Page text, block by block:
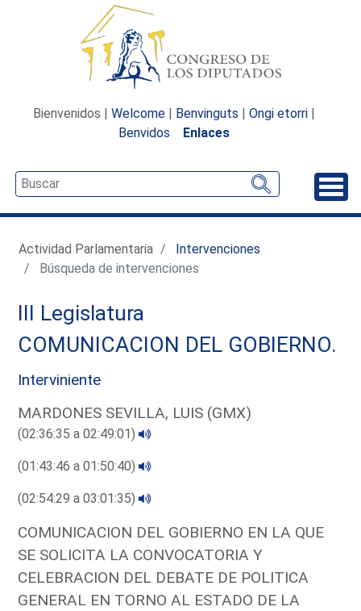
Bienvenidos | Welcome | Benvinguts | Ongi etorri |
Benvidos
Enlaces
Actividad Parlamentaria
Intervenciones
Búsqueda de intervenciones
III Legislatura
COMUNICACION DEL GOBIERNO.
Interviniente
MARDONES SEVILLA, LUIS (GMX)
(02:36:35 a 02:49:01)
(01:43:46 a 01:50:40)
(02:54:29 a 03:01:35)
COMUNICACION DEL GOBIERNO EN LA QUE
SE SOLICITA LA CONVOCATORIA Y
CELEBRACION DEL DEBATE DE POLITICA
GENERAL EN TORNO AL ESTADO DE LA